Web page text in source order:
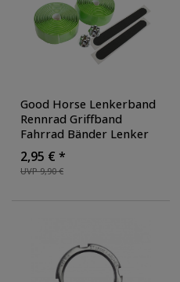
Good Horse Lenkerband
Rennrad Griffband
Fahrrad Bänder Lenker
Tape Carbon Optik
Crossrad Fixie Bar Tape
Klebeband mit Stopfen
UVP 9,90 €
2,95 € *